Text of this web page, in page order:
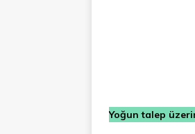
Yoğun talep